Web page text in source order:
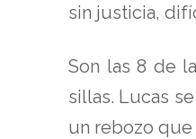
sin justicia,
Son las 8 de
sillas. Lucas
un rebozo que